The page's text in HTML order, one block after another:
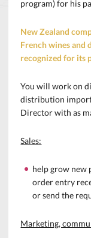
program) for his
New Zealand
French wines and
recognized for its
You will work on
distribution
Director with as
Sales:
help grow new
order entry
or send the
Marketing,